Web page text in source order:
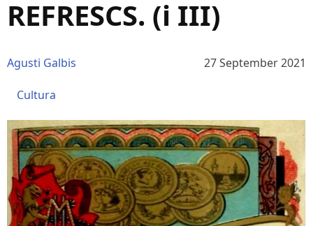
REFRESCS. (i III)
Agusti Galbis 27 September 2021
Cultura